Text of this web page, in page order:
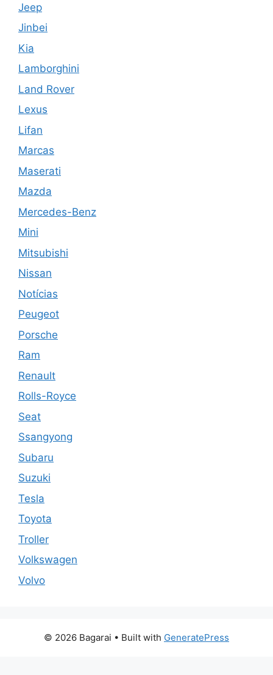
Jeep
Jinbei
Kia
Lamborghini
Land Rover
Lexus
Lifan
Marcas
Maserati
Mazda
Mercedes-Benz
Mini
Mitsubishi
Nissan
Notícias
Peugeot
Porsche
Ram
Renault
Rolls-Royce
Seat
Ssangyong
Subaru
Suzuki
Tesla
Toyota
Troller
Volkswagen
Volvo
© 2026 Bagarai • Built with GeneratePress